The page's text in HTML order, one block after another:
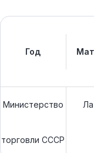
Год
Министерство
торговли СССР